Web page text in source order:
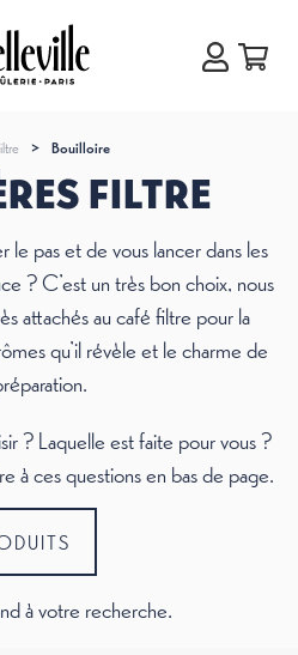
> Bouilloire
FILTRE
le pas et de vous lancer dans les
? C’est un très bon choix, nous
attachés au café filtre pour la
qu’il révèle et le charme de
? Laquelle est faite pour vous ?
à ces questions en bas de page.
à votre recherche.